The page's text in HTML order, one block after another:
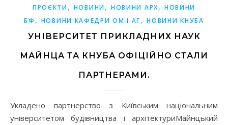
ПРОЄКТИ, НОВИНИ, НОВИНИ АРХ, НОВИНИ
БФ , НОВИНИ КАФЕДРИ ОМ І АГ,НОВИНИ КНУБА
УНІВЕРСИТЕТ ПРИКЛАДНИХ НАУК
МАЙНЦА ТА КНУБА ОФІЦІЙНО СТАЛИ
ПАРТНЕРАМИ.
Укладено партнерство з Київським національним
університетом будівництва і архітектуриМайнцький